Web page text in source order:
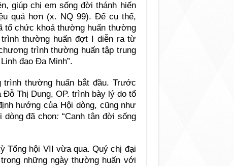
giúp chị em sống đời thánh hiến
quả hơn (x. NQ 99). Để cụ thể,
tổ chức khoá thường huấn thường
thường huấn đợt I diễn ra từ
trình thường huấn tập trung
đạo Đa Minh”.
trình thường huấn bắt đầu. Trước
Thị Dung, OP. trình bày lý do tổ
hướng của Hội dòng, cũng như
dòng đã chọn:“Canh tân đời sống
Tổng hội VII vừa qua. Quý chị đại
những ngày thường huấn với